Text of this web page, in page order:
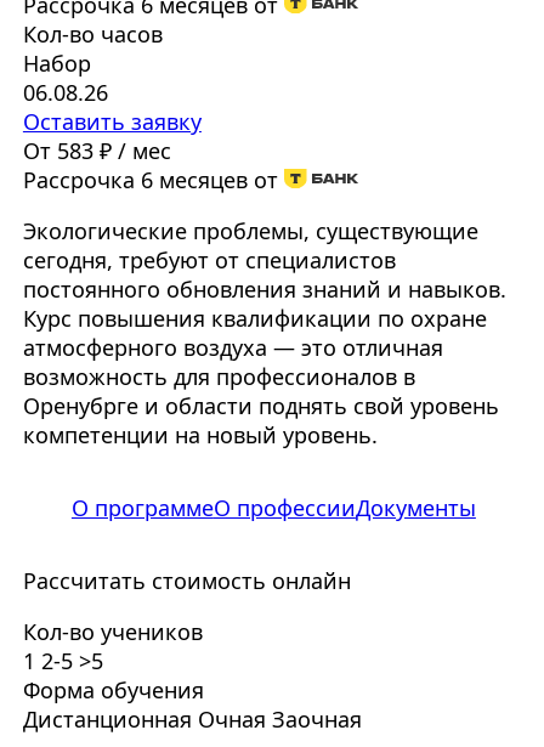
Кол-во часов
Набор
06.08.26
Оставить заявку
От 583 ₽ / мес
Рассрочка 6 месяцев от
Экологические проблемы, существующие
сегодня, требуют от специалистов
постоянного обновления знаний и навыков.
Курс повышения квалификации по охране
атмосферного воздуха — это отличная
возможность для профессионалов в
Оренубрге и области поднять свой уровень
компетенции на новый уровень.
О программеО профессииДокументы
Рассчитать стоимость онлайн
Кол-во учеников
1 2-5 >5
Форма обучения
Дистанционная Очная Заочная